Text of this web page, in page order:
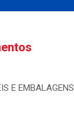
E EMBALAGENS